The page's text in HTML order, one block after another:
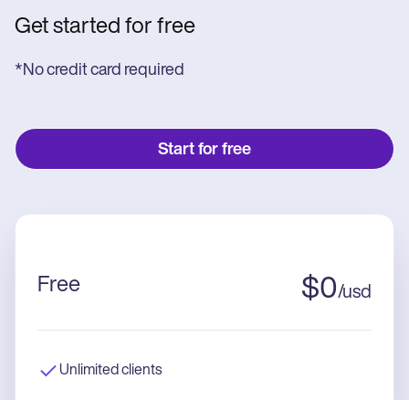
Get started for free
*No credit card required
Start for free
Free $0/usd
Unlimited clients